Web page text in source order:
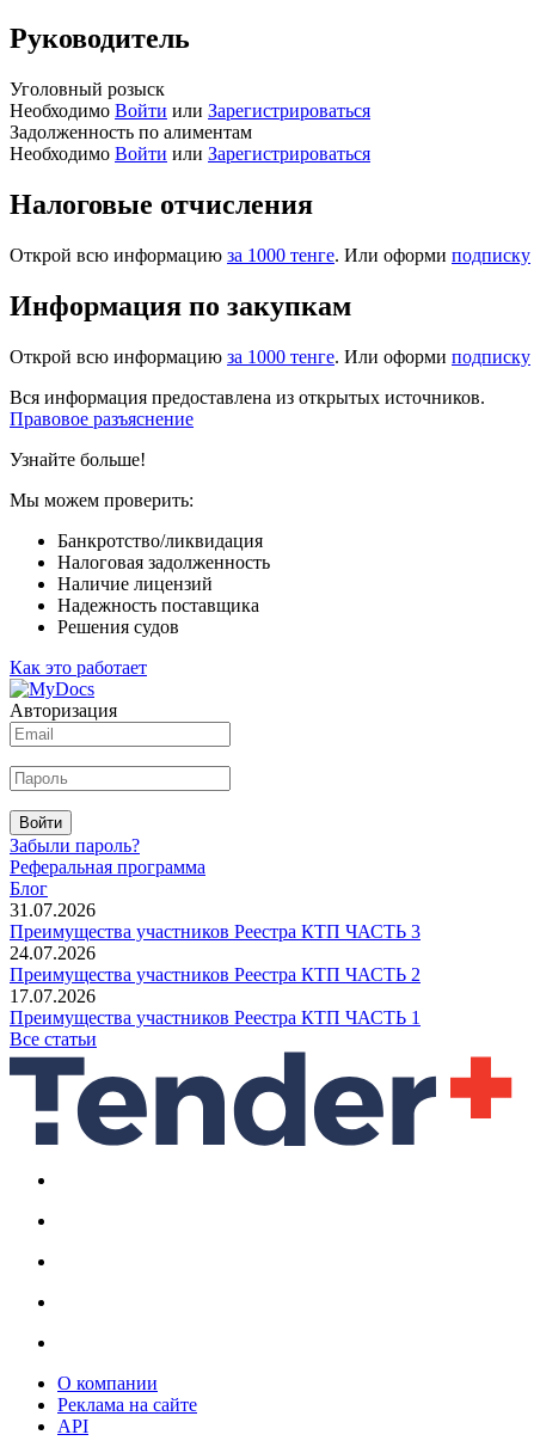
Руководитель
Уголовный розыск
Необходимо Войти или Зарегистрироваться
Задолженность по алиментам
Необходимо Войти или Зарегистрироваться
Налоговые отчисления
Открой всю информацию за 1000 тенге. Или оформи подписку
Информация по закупкам
Открой всю информацию за 1000 тенге. Или оформи подписку
Вся информация предоставлена из открытых источников.
Правовое разъяснение
Узнайте больше!
Мы можем проверить:
Банкротство/ликвидация
Налоговая задолженность
Наличие лицензий
Надежность поставщика
Решения судов
Как это работает
Авторизация
Войти
Забыли пароль?
Реферальная программа
Блог
31.07.2026
Преимущества участников Реестра КТП ЧАСТЬ 3
24.07.2026
Преимущества участников Реестра КТП ЧАСТЬ 2
17.07.2026
Преимущества участников Реестра КТП ЧАСТЬ 1
Все статьи
О компании
Реклама на сайте
API